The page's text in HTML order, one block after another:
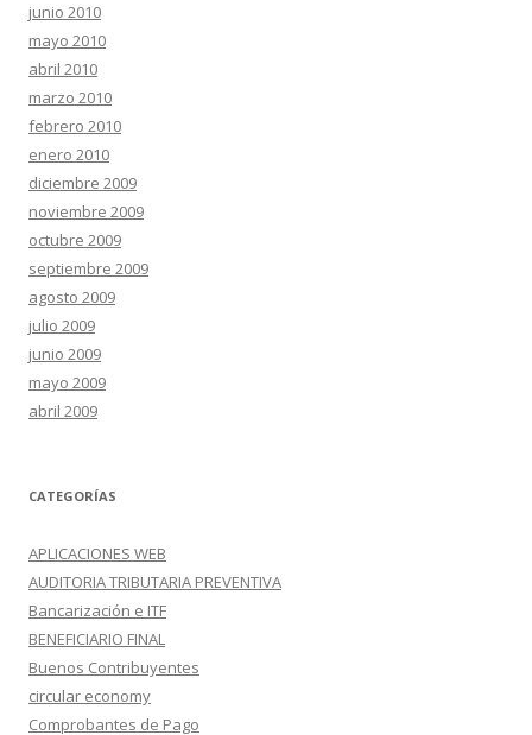
junio 2010
mayo 2010
abril 2010
marzo 2010
febrero 2010
enero 2010
diciembre 2009
noviembre 2009
octubre 2009
septiembre 2009
agosto 2009
julio 2009
junio 2009
mayo 2009
abril 2009
CATEGORÍAS
APLICACIONES WEB
AUDITORIA TRIBUTARIA PREVENTIVA
Bancarización e ITF
BENEFICIARIO FINAL
Buenos Contribuyentes
circular economy
Comprobantes de Pago